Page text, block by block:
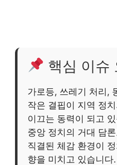
핵심 이슈
가로등, 쓰레기 처리,
작은 결핍이 지역 정
이끄는 동력이 되고
중앙 정치의 거대 담
직결된 체감 환경이
향을 미치고 있습니다.